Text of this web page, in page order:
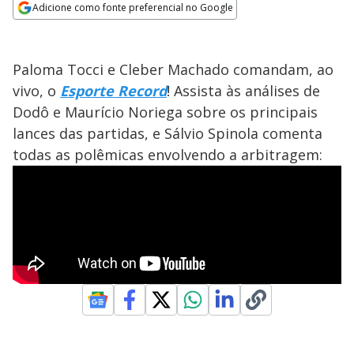
Adicione como fonte preferencial no Google
Paloma Tocci e Cleber Machado comandam, ao
vivo, o Esporte Record! Assista às análises de
Dodô e Maurício Noriega sobre os principais
lances das partidas, e Sálvio Spinola comenta
todas as polêmicas envolvendo a arbitragem: